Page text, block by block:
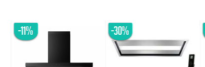
-11% -30%